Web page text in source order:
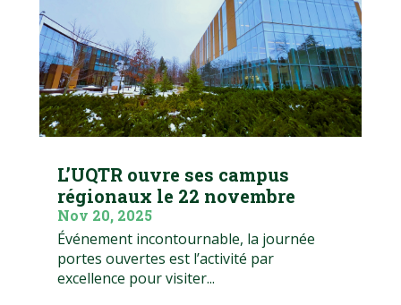
L’UQTR ouvre ses campus
régionaux le 22 novembre
Nov 20, 2025
Événement incontournable, la journée
portes ouvertes est l’activité par
excellence pour visiter...